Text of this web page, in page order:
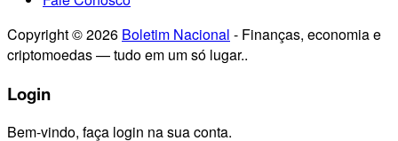
Copyright © 2026 Boletim Nacional - Finanças, economia e
criptomoedas — tudo em um só lugar..
Login
Bem-vindo, faça login na sua conta.